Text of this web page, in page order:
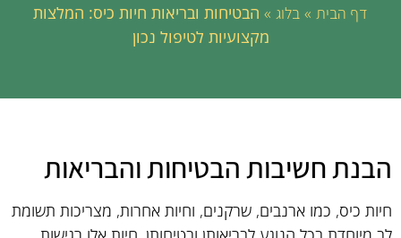
דף הבית » בלוג » הבטיחות ובריאות חיות כיס: המלצות
מקצועיות לטיפול נכון
הבנת חשיבות הבטיחות והבריאות
חיות כיס, כמו ארנבים, שרקנים, וחיות אחרות, מצריכות תשומת